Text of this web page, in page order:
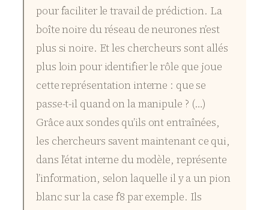
pour faciliter le travail de prédiction. La
boîte noire du réseau de neurones n’est
plus si noire. Et les chercheurs sont allés
plus loin pour identifier le rôle que joue
cette représentation interne : que se
passe-t-il quand on la manipule ? (…)
Grâce aux sondes qu’ils ont entraînées,
les chercheurs savent maintenant ce qui,
dans l’état interne du modèle, représente
l’information, selon laquelle il y a un pion
blanc sur la case f8 par exemple. Ils